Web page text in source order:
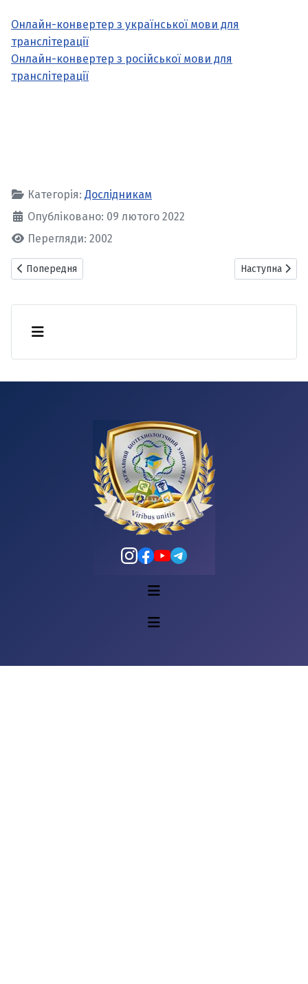
Онлайн-конвертер з української мови для
транслітерації
Онлайн-конвертер з російської мови для
транслітерації
Категорія: Дослідникам
Опубліковано: 09 лютого 2022
Перегляди: 2002
Попередня стаття: Довідник дослідника
Попередня Наступна
Наступна